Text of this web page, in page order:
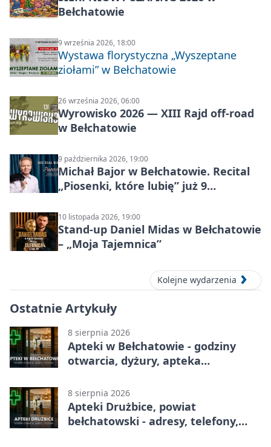
Bełchatowie
9 września 2026, 18:00
Wystawa florystyczna „Wyszeptane
ziołami” w Bełchatowie
26 września 2026, 06:00
Wyrowisko 2026 — XIII Rajd off‑road
w Bełchatowie
9 października 2026, 19:00
Michał Bajor w Bełchatowie. Recital
„Piosenki, które lubię” już 9
10 listopada 2026, 19:00
Stand-up Daniel Midas w Bełchatowie
– „Moja Tajemnica”
Kolejne wydarzenia
Ostatnie Artykuły
8 sierpnia 2026
Apteki w Bełchatowie - godziny
otwarcia, dyżury, apteka
8 sierpnia 2026
Apteki Drużbice, powiat
bełchatowski - adresy, telefony,